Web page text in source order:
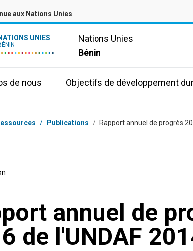
aux Nations Unies
NATIONS UNIES
Nations Unies
Bénin
de nous Objectifs de développement
/ Publications / Rapport annuel de progrès
annuel de
de l'UNDAF